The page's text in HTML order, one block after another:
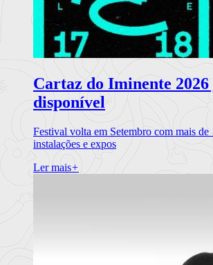
Cartaz do Iminente 2026
disponível
Festival volta em Setembro com mais de
instalações e expos
Ler mais+